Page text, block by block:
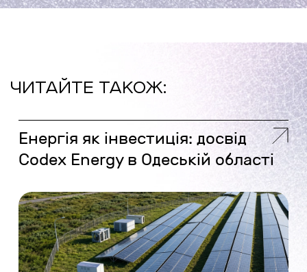
ЧИТАЙТЕ ТАКОЖ:
Енергія як інвестиція: досвід
Codex Energy в Одеській області